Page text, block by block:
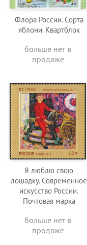
Флора России. Сорта
яблони. Квартблок
больше нет в
продаже
Я люблю свою
лошадку. Современное
искусство России.
Почтовая марка
больше нет в
продаже